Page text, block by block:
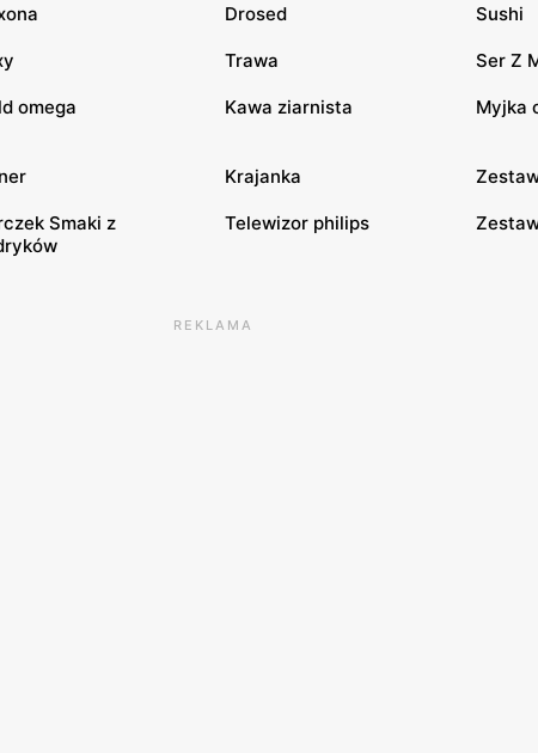
Drosed Sushi
Trawa Ser Z
omega Kawa ziarnista Myjka
Krajanka
Smaki z
Telewizor philips
REKLAMA